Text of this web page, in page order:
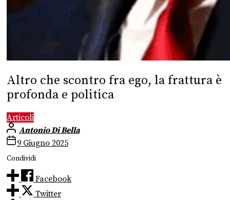
Altro che scontro fra ego, la frattura è
profonda e politica
Articoli
Antonio Di Bella
9 Giugno 2025
Condividi
Facebook
Twitter